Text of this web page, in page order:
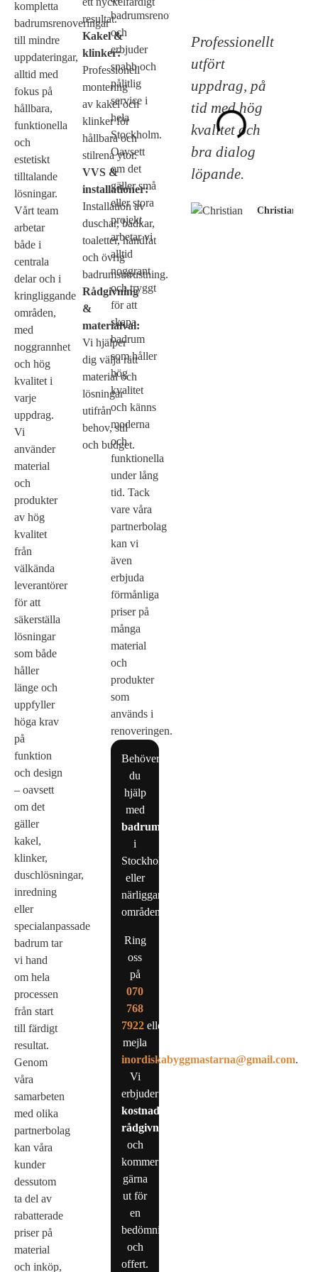
kompletta
badrumsrenoveringar
till mindre
uppdateringar,
alltid med
fokus på
hållbara,
funktionella
och
estetiskt
tilltalande
lösningar.
Vårt team
arbetar
både i
centrala
delar och i
kringliggande
områden,
med
noggrannhet
och hög
kvalitet i
varje
uppdrag.
Vi
använder
material
och
produkter
av hög
kvalitet
från
välkända
leverantörer
för att
säkerställa
lösningar
som både
håller
länge och
uppfyller
höga krav
på
funktion
och design
– oavsett
om det
gäller
kakel,
klinker,
duschlösningar,
inredning
eller
specialanpassade
badrum tar
vi hand
om hela
processen
från start
till färdigt
resultat.
Genom
våra
samarbeten
med olika
partnerbolag
kan våra
kunder
dessutom
ta del av
rabatterade
priser på
material
och inköp,
resultat.
Kakel &
klinker:
Professionell
montering
av kakel och
klinker för
hållbara och
stilrena ytor.
VVS &
installationer:
Installation av
duschar, badkar,
toaletter, handfat
och övrig
badrumsutrustning.
Rådgivning
&
materialval:
Vi hjälper
dig välja rätt
material och
lösningar
utifrån
behov, stil
och budget.
badrumsrenoveringar
och
erbjuder
snabb och
pålitlig
service i
hela
Stockholm.
Oavsett
om det
gäller små
eller stora
projekt
arbetar vi
alltid
noggrant
och tryggt
för att
skapa
badrum
som håller
hög
kvalitet
och känns
moderna
och
funktionella
under lång
tid. Tack
vare våra
partnerbolag
kan vi
även
erbjuda
förmånliga
priser på
många
material
och
produkter
som
används i
renoveringen.
Behöver
du
hjälp
med
badrumsrenovering
i
Stockholm
eller
närliggande
områden?
Ring
oss
på
070
768
7922 eller
mejla
inordiskabyggmastarna@gmail.com.
Vi
erbjuder
kostnadsfri
rådgivning
och
kommer
gärna
ut för
en
bedömning
och
offert.
Professionellt
utfört
uppdrag, på
tid med hög
kvalitet och
bra dialog
löpande.
Christian